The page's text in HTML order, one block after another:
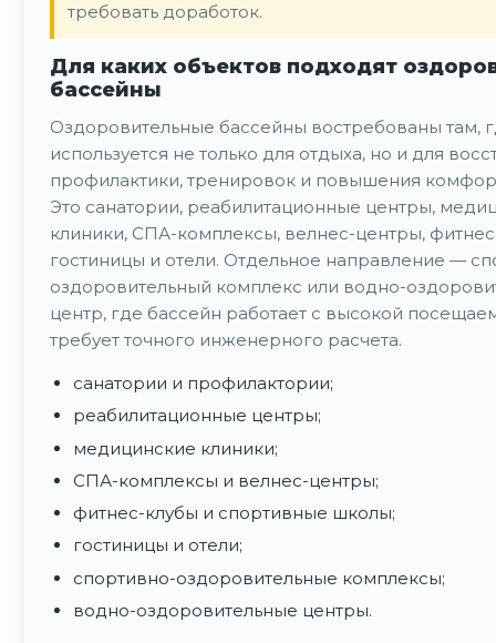
требовать доработок.
Для каких объектов подходят
бассейны
Оздоровительные бассейны востребованы там,
используется не только для отдыха, но и для
профилактики, тренировок и повышения
Это санатории, реабилитационные центры,
клиники, СПА-комплексы, велнес-центры,
гостиницы и отели. Отдельное направление —
оздоровительный комплекс или водно-
центр, где бассейн работает с высокой
требует точного инженерного расчета.
санатории и профилактории;
реабилитационные центры;
медицинские клиники;
СПА-комплексы и велнес-центры;
фитнес-клубы и спортивные школы;
гостиницы и отели;
спортивно-оздоровительные комплексы;
водно-оздоровительные центры.